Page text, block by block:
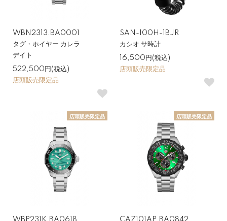
WBN2313.BA0001
タグ・ホイヤー カレラ
デイト
522,500円(税込)
店頭販売限定品
SAN-100H-1BJR
カシオ サ時計
16,500円(税込)
店頭販売限定品
店頭販売限定品
WBP231K.BA0618
店頭販売限定品
CAZ101AP.BA0842